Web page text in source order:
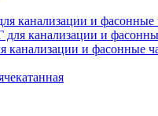
канализации и фасонные
канализации и
канализации и фасонные